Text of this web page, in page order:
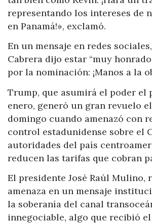
representando los intereses de
en Panamá!», exclamó.
En un mensaje en redes
Cabrera dijo estar “muy
por la nominación: ¡Manos a la
Trump, que asumirá el poder el
enero, generó un gran revuelo
domingo cuando amenazó con
control estadunidense sobre el
autoridades del país
reducen las tarifas que cobran
El presidente José Raúl Mulino,
amenaza en un mensaje
la soberanía del canal
innegociable, algo que recibió